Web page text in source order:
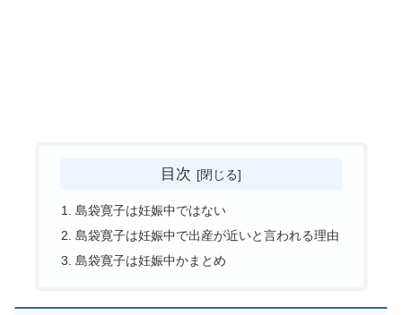
目次
島袋寛子は妊娠中ではない
島袋寛子は妊娠中で出産が近いと言われる理由
島袋寛子は妊娠中かまとめ